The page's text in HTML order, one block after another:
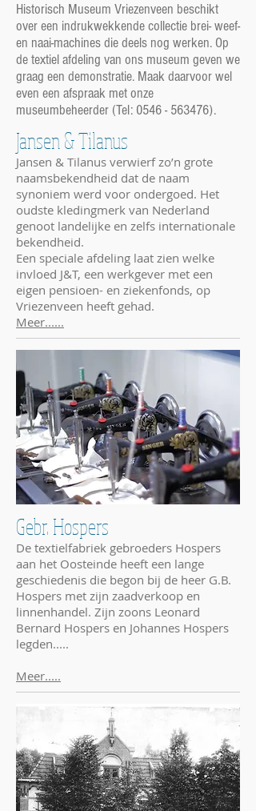
Historisch Museum Vriezenveen beschikt
over een indrukwekkende collectie brei- weef-
en naai-machines die deels nog werken. Op
de textiel afdeling van ons museum geven we
graag een demonstratie. Maak daarvoor wel
even een afspraak met onze
museumbeheerder (Tel: 0546 - 563476).
Jansen & Tilanus
Jansen & Tilanus verwierf zo’n grote
naamsbekendheid dat de naam
synoniem werd voor ondergoed. Het
oudste kledingmerk van Nederland
genoot landelijke en zelfs internationale
bekendheid.
Een speciale afdeling laat zien welke
invloed J&T, een werkgever met een
eigen pensioen- en ziekenfonds, op
Vriezenveen heeft gehad.
Meer......
Gebr. Hospers
De textielfabriek gebroeders Hospers
aan het Oosteinde heeft een lange
geschiedenis die begon bij de heer G.B.
Hospers met zijn zaadverkoop en
linnenhandel. Zijn zoons Leonard
Bernard Hospers en Johannes Hospers
legden.....
Meer.....